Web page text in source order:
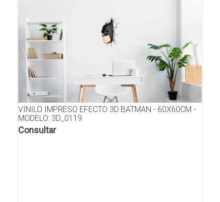
VINILO IMPRESO EFECTO 3D BATMAN - 60X60CM -
MODELO: 3D_0119
Consultar